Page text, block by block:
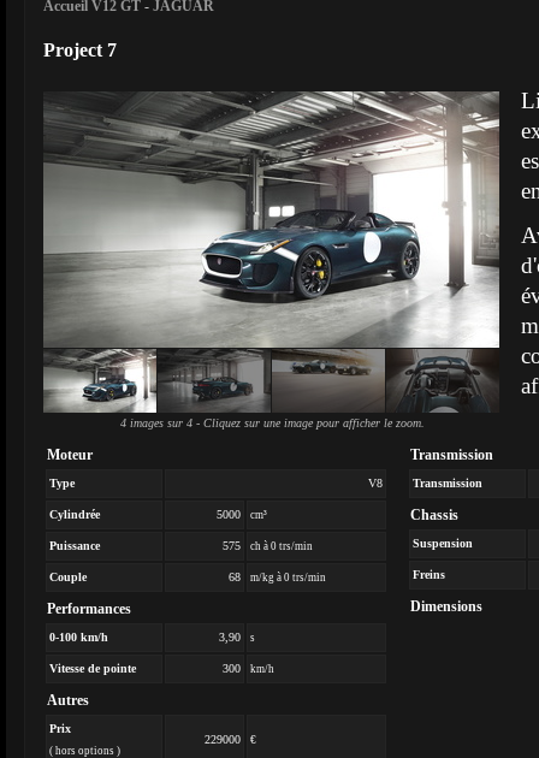
Accueil V12 GT - JAGUAR
Project 7
4 images sur 4 - Cliquez sur une image pour afficher le zoom.
Moteur
Type V8
Cylindrée 5000 cm³
Puissance 575 ch à 0 trs/min
Couple 68 m/kg à 0 trs/min
Performances
0-100 km/h 3,90 s
Vitesse de pointe 300 km/h
Autres
Prix
( hors options )
229000 €
Transmission
Transmission
Chassis
Suspension
Freins
Dimensions